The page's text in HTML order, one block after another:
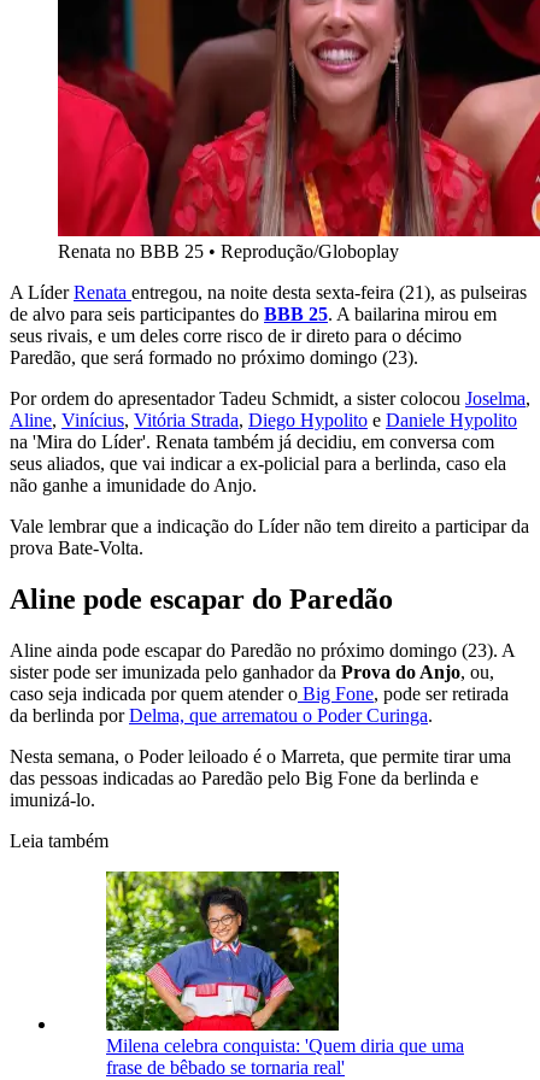
Renata no BBB 25 • Reprodução/Globoplay
A LíderRenata entregou, na noite desta sexta-feira (21), as pulseiras
de alvo para seis participantes do BBB 25. A bailarina mirou em
seus rivais, e um deles corre risco de ir direto para o décimo
Paredão, que será formado no próximo domingo (23).
Por ordem do apresentador Tadeu Schmidt, a sister colocou Joselma,
Aline, Vinícius, Vitória Strada, Diego Hypolito e Daniele Hypolito
na 'Mira do Líder'. Renata também já decidiu, em conversa com
seus aliados, que vai indicar a ex-policial para a berlinda, caso ela
não ganhe a imunidade do Anjo.
Vale lembrar que a indicação do Líder não tem direito a participar da
prova Bate-Volta.
Aline pode escapar do Paredão
Aline ainda pode escapar do Paredão no próximo domingo (23). A
sister pode ser imunizada pelo ganhador da Prova do Anjo, ou,
caso seja indicada por quem atender o Big Fone, pode ser retirada
da berlinda porDelma, que arrematou o Poder Curinga.
Nesta semana, o Poder leiloado é o Marreta, que permite tirar uma
das pessoas indicadas ao Paredão pelo Big Fone da berlinda e
imunizá-lo.
Leia também
Milena celebra conquista: 'Quem diria que uma
frase de bêbado se tornaria real'